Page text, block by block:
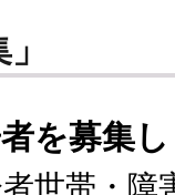
を募集
世帯・障